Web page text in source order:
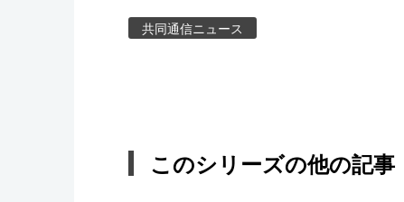
共同通信ニュース
このシリーズの他の記事